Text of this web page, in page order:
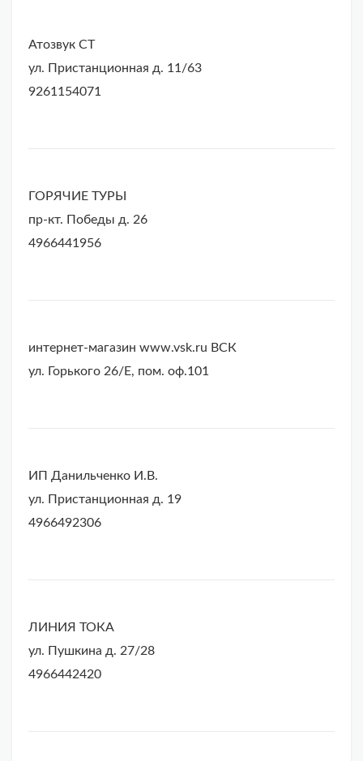
Атозвук СТ
ул. Пристанционная д. 11/63
9261154071
ГОРЯЧИЕ ТУРЫ
пр-кт. Победы д. 26
4966441956
интернет-магазин www.vsk.ru ВСК
ул. Горького 26/Е, пом. оф.101
ИП Данильченко И.В.
ул. Пристанционная д. 19
4966492306
ЛИНИЯ ТОКА
ул. Пушкина д. 27/28
4966442420